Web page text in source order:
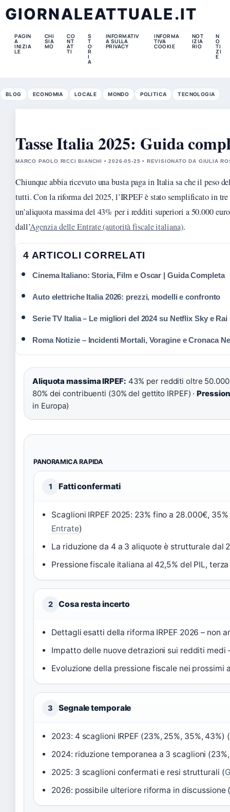
GIORNALEATTUALE.IT
PAGIN
A
INIZIA
LE
CHI
SIA
MO
CO
NT
AT
TI
S
T
O
R
I
A
INFORMATIV
A SULLA
PRIVACY
INFORMA
TIVA
COOKIE
NOT
IZIA
RIO
N
O
TI
ZI
E
BLOG ECONOMIA LOCALE MONDO POLITICA TECNOLOGIA
Tasse Italia 2025: Guida
MARCO PAOLO RICCI BIANCHI • 2026-05-25 • REVISIONATO DA GIULIA
Chiunque abbia ricevuto una busta paga in Italia sa che il peso
tutti. Con la riforma del 2025, l’IRPEF è stato semplificato in
un’aliquota massima del 43% per i redditi superiori a 50.000
dall’Agenzia delle Entrate (autorità fiscale italiana).
4 ARTICOLI CORRELATI
Cinema Italiano: Storia, Film e Oscar | Guida Completa
Auto elettriche Italia 2026: prezzi, modelli e confronto
Serie TV Italia – Le migliori del 2024 su Netflix Sky e Rai
Roma Notizie – Incidenti Mortali, Voragine e Cronaca
Aliquota massima IRPEF: 43% per redditi oltre
80% dei contribuenti (30% del gettito IRPEF) ·
in Europa)
PANORAMICA RAPIDA
1 Fatti confermati
Scaglioni IRPEF 2025: 23% fino a 28.000€,
Entrate)
La riduzione da 4 a 3 aliquote è strutturale dal
Pressione fiscale italiana al 42,5% del PIL,
2 Cosa resta incerto
Dettagli esatti della riforma IRPEF 2026 – non
Impatto delle nuove detrazioni sui redditi medi
Evoluzione della pressione fiscale nei prossimi
3 Segnale temporale
2023: 4 scaglioni IRPEF (23%, 25%, 35%, 43%) (
2024: riduzione temporanea a 3 scaglioni
2025: 3 scaglioni confermati e resi strutturali (
2026: possibile ulteriore riforma in discussione